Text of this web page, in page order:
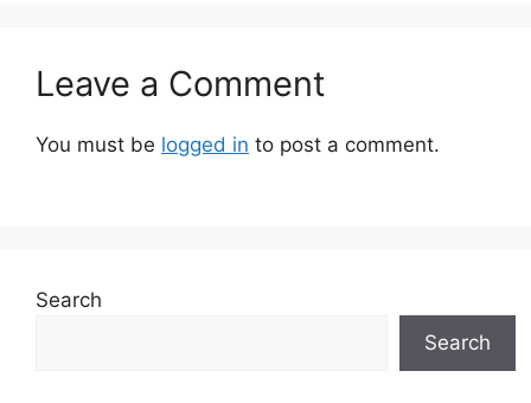
Leave a Comment
You must be logged in to post a comment.
Search
Search